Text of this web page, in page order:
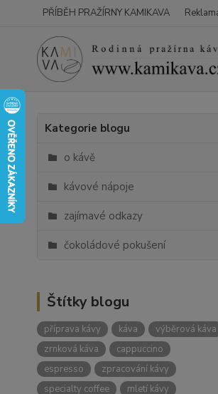
PŘÍBĚH PRAŽÍRNY KAMIKAVA
Kategorie blogu
o kávě
kávové nápoje
zajímavé odkazy
čokoládové pokušení
Štítky blogu
příprava kávy káva
výběrová káva
zrnková káva
cappuccino
espresso
zpracování kávy
specialty coffee
mletí kávy